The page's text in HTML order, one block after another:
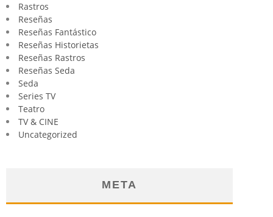
Rastros
Reseñas
Reseñas Fantástico
Reseñas Historietas
Reseñas Rastros
Reseñas Seda
Seda
Series TV
Teatro
TV & CINE
Uncategorized
META